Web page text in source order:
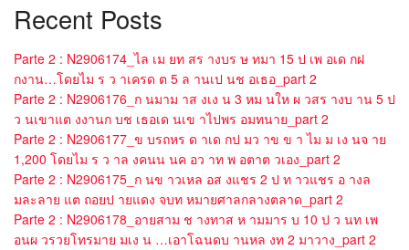
Recent Posts
Parte 2 : N2906174_ไล เม ยท สร างบร ษ ทมา 15 ป เพ อเด กฝ
กงาน…โดยไม ร ว าเครด ต 5 ล านเป นช อเธอ_part 2
Parte 2 : N2906176_ก นมาม าส งเง น 3 หม นให ผ วสร างบ าน 5 ป
ว นเขาแต งงานก บช เธอเด นเข าไปพร อมทนาย_part 2
Parte 2 : N2906177_ข บรถหร ด าเด กป มว าข ข า ไม ม เง นจ าย
1,200 โดยไม ร ว าล งคนน นค อว าท พ อตาต วเอง_part 2
Parte 2 : N2906175_ก นข าวเหล อส งแชร 2 ป ท าวแชร อ างล
มละลาย แต ถอยป ายแดง จบท หมายศาลกลางตลาด_part 2
Parte 2 : N2906178_อายสาม ช างทาส ห ามมาร บ 10 ป ว นท เพ
อนผ วรวยโทรมาย มเง น …เอาโฉนดบ านหล งท 2 มาวาง_part 2